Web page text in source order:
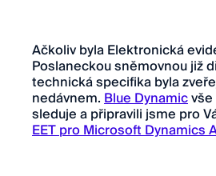
Ačkoliv byla Elektronická
Poslaneckou sněmovnou již
technická specifika byla
nedávnem.Blue Dynamic
sleduje a připravili jsme pro
EET pro Microsoft Dynamics